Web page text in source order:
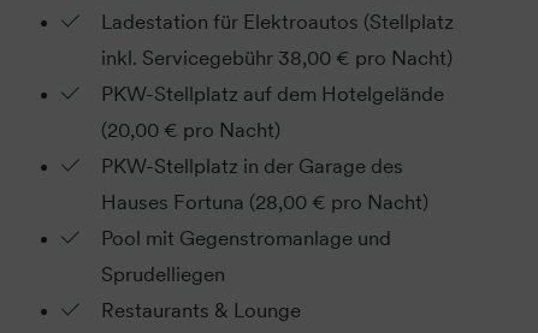
Ladestation für Elektroautos (Stellplatz
inkl. Servicegebühr 38,00 € pro Nacht)
PKW-Stellplatz auf dem Hotelgelände
(20,00 € pro Nacht)
PKW-Stellplatz in der Garage des
Hauses Fortuna (28,00 € pro Nacht)
Pool mit Gegenstromanlage und
Sprudelliegen
Restaurants & Lounge